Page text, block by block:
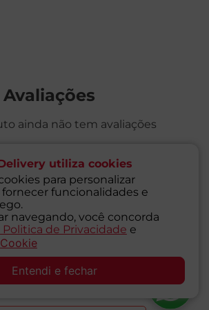
utiliza cookies
para personalizar
funcionalidades e
navegando, você concorda
Politica de Privacidade e
Entendi e fechar
Avaliações
ainda não tem avaliações
O PRIMEIRO A AVALIAR
& respostas
ainda não tem perguntas